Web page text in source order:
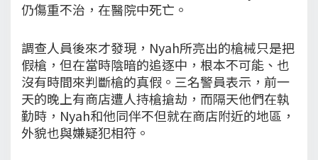
仍傷重不治，在醫院中死亡。
調查人員後來才發現，Nyah所亮出的槍械只是把
假槍，但在當時陰暗的追逐中，根本不可能、也
沒有時間來判斷槍的真假。三名警員表示，前一
天的晚上有商店遭人持槍搶劫，而隔天他們在執
勤時，Nyah和他同伴不但就在商店附近的地區，
外貌也與嫌疑犯相符。